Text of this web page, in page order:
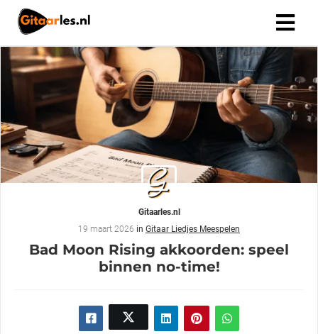
Gitaarles.nl
19 maart 2026 in Gitaar Liedjes Meespelen
Bad Moon Rising akkoorden: speel
binnen no-time!